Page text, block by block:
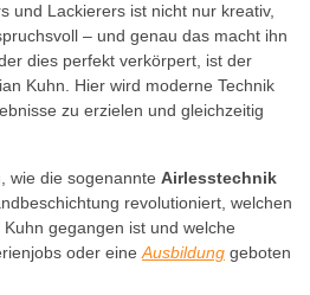
und Lackierers ist nicht nur kreativ,
– und genau das macht ihn
dies perfekt verkörpert, ist der
Kuhn. Hier wird moderne Technik
zu erzielen und gleichzeitig
wie die sogenannte Airlesstechnik
revolutioniert, welchen
gegangen ist und welche
oder eine Ausbildung geboten